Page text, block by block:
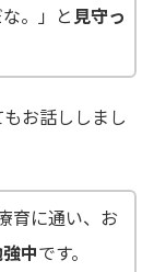
。」と 見守っ
お話ししまし
育に通い、お
中です。